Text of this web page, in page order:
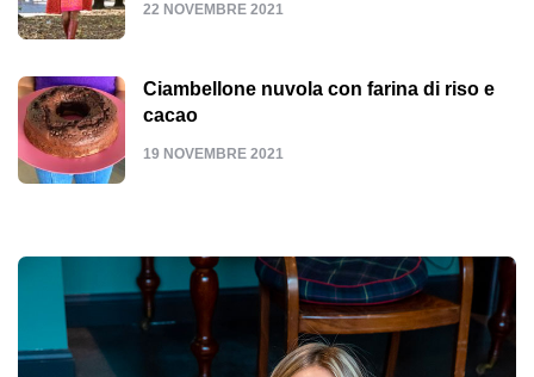
22 NOVEMBRE 2021
Ciambellone nuvola con farina di riso e
cacao
19 NOVEMBRE 2021